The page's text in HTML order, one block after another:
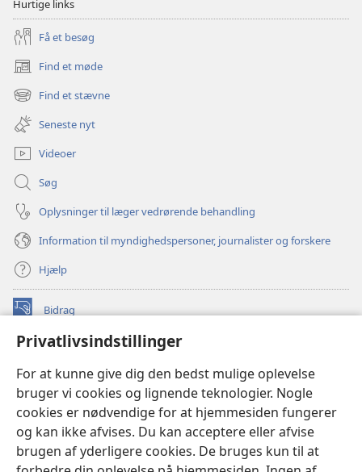
Privatlivsindstillinger
For at kunne give dig den bedst mulige oplevelse
bruger vi cookies og lignende teknologier. Nogle
cookies er nødvendige for at hjemmesiden fungerer
og kan ikke afvises. Du kan acceptere eller afvise
brugen af yderligere cookies. De bruges kun til at
Hurtige links
Få et besøg
Find et møde
(åbner
nyt
vindue)
Find et stævne
(åbner
nyt
vindue)
Seneste nyt
Videoer
Søg
Oplysninger til læger vedrørende behandling
Information til myndighedspersoner, journalister og forskere
Hjælp
Bidrag
(åbner
vindue)Watchtower ONLINE LIBRARY™
nyt
vindue)JW Hub
(åbner
nyt
vindue)JW Library
Watchtower Library